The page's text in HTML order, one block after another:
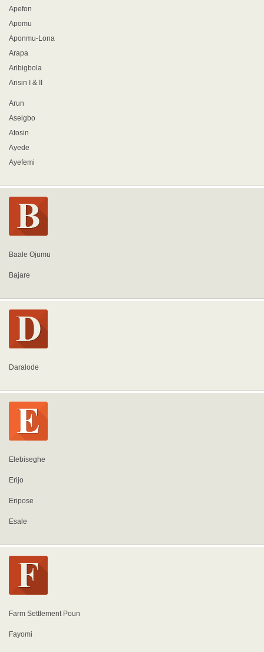
Apefon
Apomu
Aponmu-Lona
Arapa
Aribigbola
Arisin I & II
Arun
Aseigbo
Atosin
Ayede
Ayefemi
Baale Ojumu
Bajare
Daralode
Elebiseghe
Erijo
Eripose
Esale
Farm Settlement Poun
Fayomi